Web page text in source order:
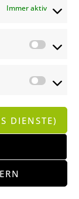
Immer aktiv
DIENSTE)